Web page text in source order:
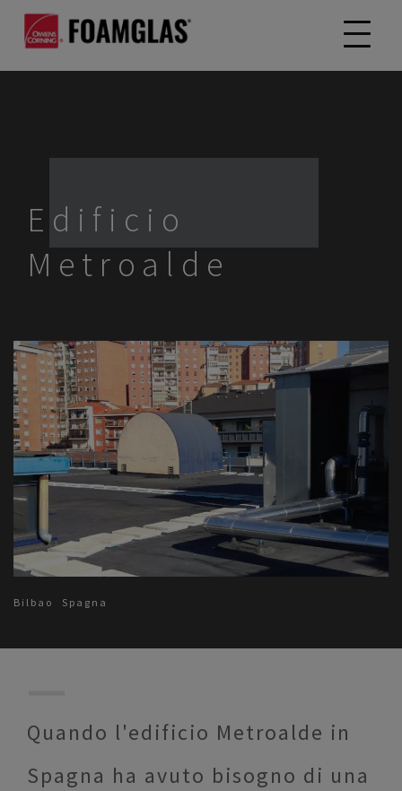
Edificio
Metroalde
Bilbao Spagna
Quando l'edificio Metroalde in
Spagna ha avuto bisogno di una